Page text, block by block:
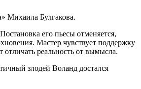
Михаила Булгакова.
его пьесы отменяется,
Мастер чувствует поддержку
реальность от вымысла.
злодей Воланд достался